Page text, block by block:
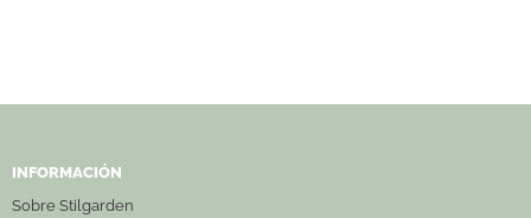
INFORMACIÓN
Sobre Stilgarden